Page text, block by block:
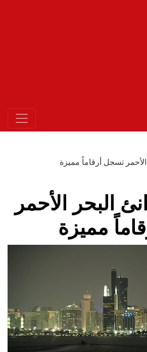
تسجل أرقاماً مميزة
البحر الأحمر
مميزة